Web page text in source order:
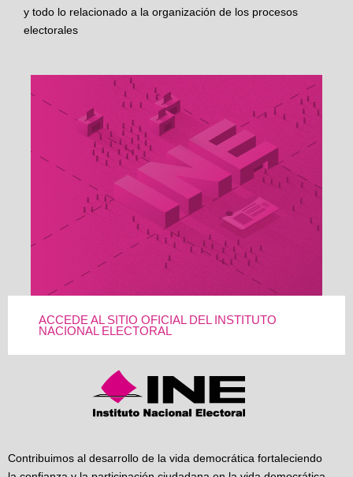
y todo lo relacionado a la organización de los procesos
electorales
ACCEDE AL SITIO OFICIAL DEL INSTITUTO
NACIONAL ELECTORAL
Contribuimos al desarrollo de la vida democrática fortaleciendo